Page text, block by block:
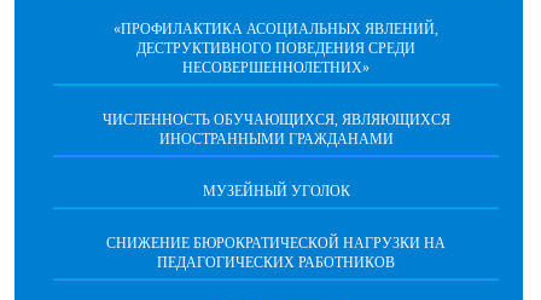
«ПРОФИЛАКТИКА АСОЦИАЛЬНЫХ ЯВЛЕНИЙ,
ДЕСТРУКТИВНОГО ПОВЕДЕНИЯ СРЕДИ
НЕСОВЕРШЕННОЛЕТНИХ»
ЧИСЛЕННОСТЬ ОБУЧАЮЩИХСЯ, ЯВЛЯЮЩИХСЯ
ИНОСТРАННЫМИ ГРАЖДАНАМИ
МУЗЕЙНЫЙ УГОЛОК
СНИЖЕНИЕ БЮРОКРАТИЧЕСКОЙ НАГРУЗКИ НА
ПЕДАГОГИЧЕСКИХ РАБОТНИКОВ